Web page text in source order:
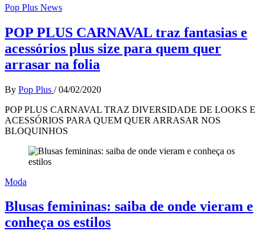
Pop Plus News
POP PLUS CARNAVAL traz fantasias e
acessórios plus size para quem quer
arrasar na folia
By Pop Plus / 04/02/2020
POP PLUS CARNAVAL TRAZ DIVERSIDADE DE LOOKS E
ACESSÓRIOS PARA QUEM QUER ARRASAR NOS
BLOQUINHOS
Moda
Blusas femininas: saiba de onde vieram e
conheça os estilos